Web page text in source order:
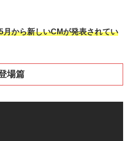
月から新しいCMが発表されてい
場篇